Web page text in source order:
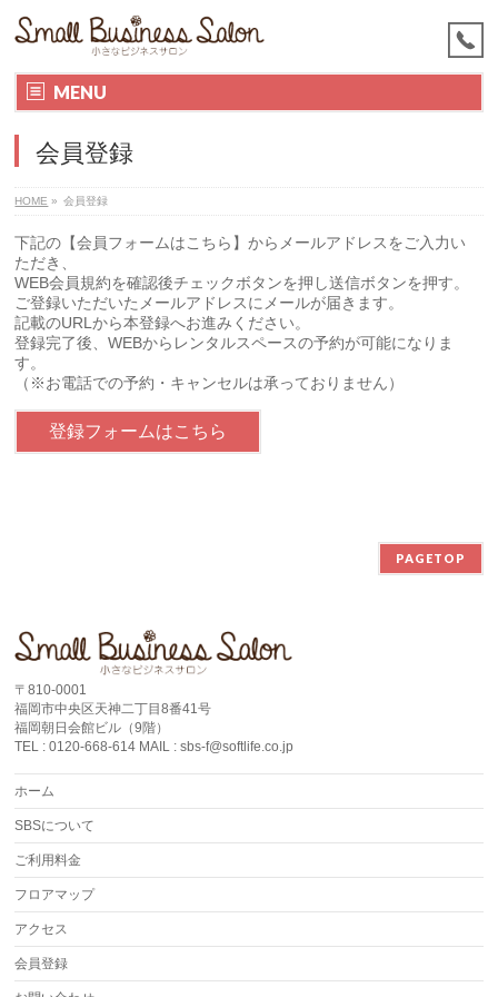
MENU
会員登録
HOME » 会員登録
下記の【会員フォームはこちら】からメールアドレスをご入力い
ただき、
WEB会員規約を確認後チェックボタンを押し送信ボタンを押す。
ご登録いただいたメールアドレスにメールが届きます。
記載のURLから本登録へお進みください。
登録完了後、WEBからレンタルスペースの予約が可能になりま
す。
（※お電話での予約・キャンセルは承っておりません）
登録フォームはこちら
PAGETOP
〒810-0001
福岡市中央区天神二丁目8番41号
福岡朝日会館ビル（9階）
TEL : 0120-668-614 MAIL : sbs-f@softlife.co.jp
ホーム
SBSについて
ご利用料金
フロアマップ
アクセス
会員登録